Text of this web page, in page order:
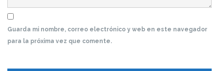
Guarda mi nombre, correo electrónico y web en este navegador
para la próxima vez que comente.